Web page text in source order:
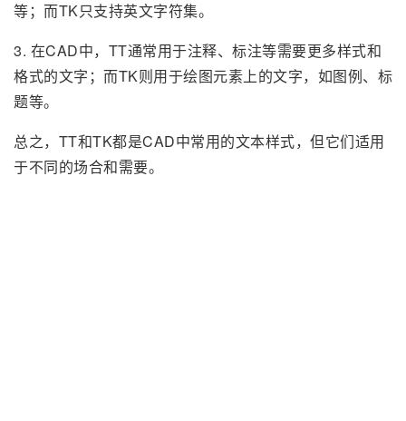
等；而TK只支持英文字符集。
3. 在CAD中，TT通常用于注释、标注等需要更多样式和
格式的文字；而TK则用于绘图元素上的文字，如图例、标
题等。
总之，TT和TK都是CAD中常用的文本样式，但它们适用
于不同的场合和需要。